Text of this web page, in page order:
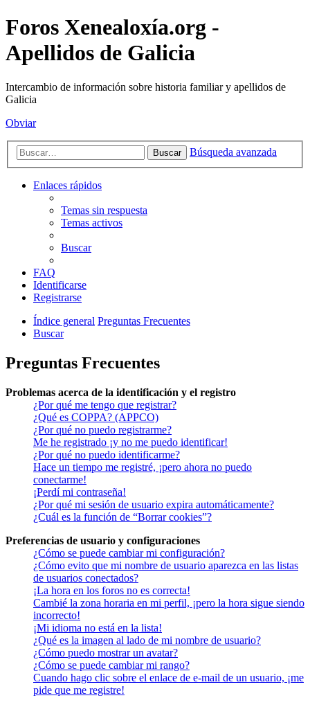
Foros Xenealoxía.org -
Apellidos de Galicia
Intercambio de información sobre historia familiar y apellidos de
Galicia
Obviar
Buscar Búsqueda avanzada
Enlaces rápidos
Temas sin respuesta
Temas activos
Buscar
FAQ
Identificarse
Registrarse
Índice general Preguntas Frecuentes
Buscar
Preguntas Frecuentes
Problemas acerca de la identificación y el registro
¿Por qué me tengo que registrar?
¿Qué es COPPA? (APPCO)
¿Por qué no puedo registrarme?
Me he registrado ¡y no me puedo identificar!
¿Por qué no puedo identificarme?
Hace un tiempo me registré, ¡pero ahora no puedo
conectarme!
¡Perdí mi contraseña!
¿Por qué mi sesión de usuario expira automáticamente?
¿Cuál es la función de “Borrar cookies”?
Preferencias de usuario y configuraciones
¿Cómo se puede cambiar mi configuración?
¿Cómo evito que mi nombre de usuario aparezca en las listas
de usuarios conectados?
¡La hora en los foros no es correcta!
Cambié la zona horaria en mi perfil, ¡pero la hora sigue siendo
incorrecto!
¡Mi idioma no está en la lista!
¿Qué es la imagen al lado de mi nombre de usuario?
¿Cómo puedo mostrar un avatar?
¿Cómo se puede cambiar mi rango?
Cuando hago clic sobre el enlace de e-mail de un usuario, ¡me
pide que me registre!